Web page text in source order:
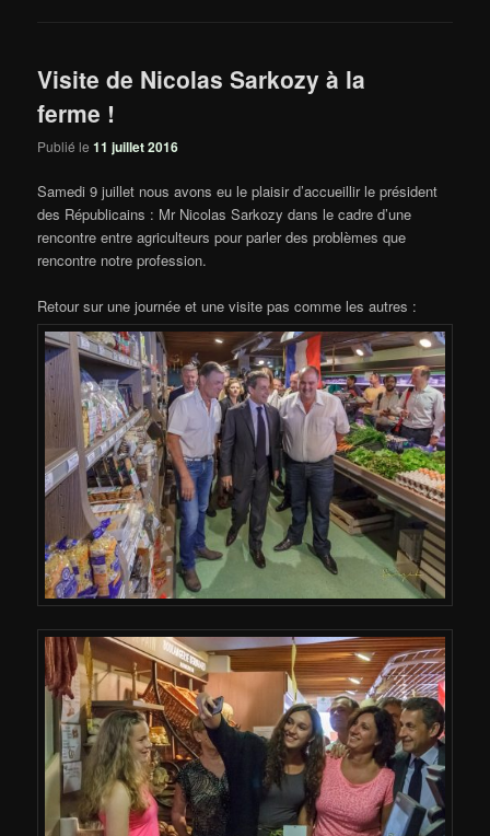
Visite de Nicolas Sarkozy à la
ferme !
Publié le11 juillet 2016
Samedi 9 juillet nous avons eu le plaisir d’accueillir le président
des Républicains : Mr Nicolas Sarkozy dans le cadre d’une
rencontre entre agriculteurs pour parler des problèmes que
rencontre notre profession.
Retour sur une journée et une visite pas comme les autres :